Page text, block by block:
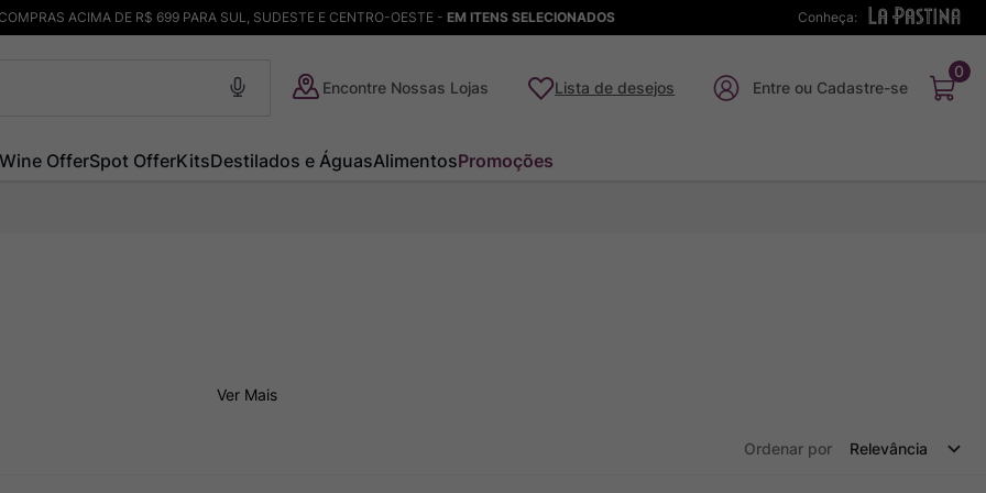
Conheça:
ACIMA DE R$ 699 PARA SUL, SUDESTE E CENTRO-OESTE - EM ITENS SELECIONADOS
Encontre Nossas Lojas Lista de desejos
0
Wine OfferSpot OfferKitsDestilados e ÁguasAlimentosPromoções
Ver Mais
Ordenar por Relevância